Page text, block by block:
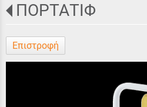
ΠΟΡΤΑΤΙΦ
Επιστροφή